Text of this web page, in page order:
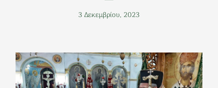
3 Δεκεμβρίου, 2023